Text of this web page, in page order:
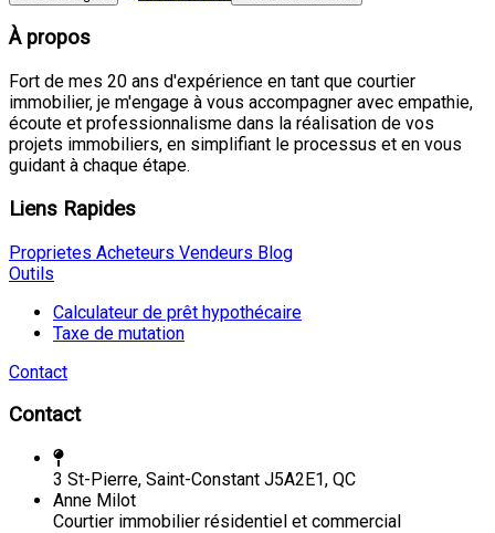
À propos
Fort de mes 20 ans d'expérience en tant que courtier
immobilier, je m'engage à vous accompagner avec empathie,
écoute et professionnalisme dans la réalisation de vos
projets immobiliers, en simplifiant le processus et en vous
guidant à chaque étape.
Liens Rapides
Proprietes Acheteurs Vendeurs Blog
Outils
Calculateur de prêt hypothécaire
Taxe de mutation
Contact
Contact
3 St-Pierre, Saint-Constant J5A2E1, QC
Anne Milot
Courtier immobilier résidentiel et commercial